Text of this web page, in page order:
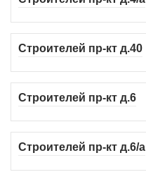
Строителей пр-кт д.40
Строителей пр-кт д.6
Строителей пр-кт д.6/а